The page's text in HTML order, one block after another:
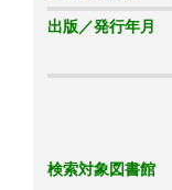
出版／発行年月
検索対象図書館